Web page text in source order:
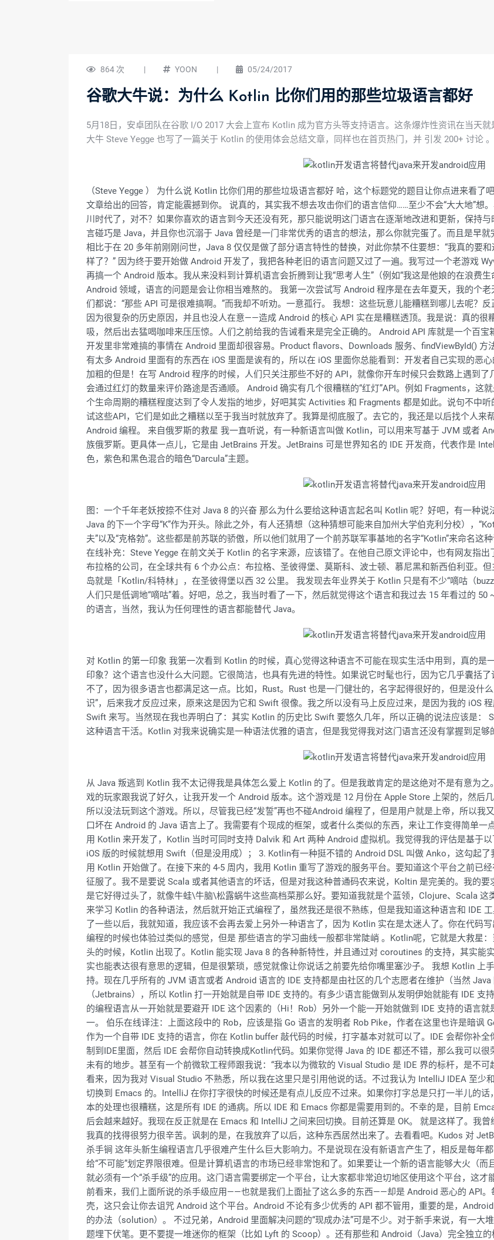
864 次 | YOON | 05/24/2017
谷歌大牛说：为什么 Kotlin 比你们用的那些垃圾语言都好
5月18日，安卓团队在谷歌 I/O 2017 大会上宣布 Kotlin 成为官方头等支持语言。这条爆炸性资讯在当天
大牛 Steve Yegge 也写了一篇关于 Kotlin 的使用体会总结文章，同样也在首页热门，并 引发 200+ 讨论
（Steve Yegge ） 为什么说 Kotlin 比你们用的那些垃圾语言都好 哈，这个标题党的题目让你点进来看
文章给出的回答，肯定能震撼到你。 说真的，其实我不想去攻击你们的语言信仰……至少不会“大大地”想
川时代了，对不？如果你喜欢的语言到今天还没有死，那只能说明这门语言在逐渐地改进和更新，保持
言碰巧是 Java，并且你也沉溺于 Java 曾经是一门非常优秀的语言的想法，那么你就完蛋了。而且是早
相比于在 20 多年前刚刚问世，Java 8 仅仅是做了部分语言特性的替换，对此你禁不住要想：“我真的要
样了？” 因为终于要开始做 Android 开发了，我把各种老旧的语言问题又过了一遍。我写过一个老游戏
再搞一个 Android 版本。我从来没料到计算机语言会折腾到让我“思考人生”（例如“我这是他娘的在浪费
Android 领域，语言的问题是会让你相当难熬的。 我第一次尝试写 Android 程序是在去年夏天，我的个
们都说：“那些 API 可是很难搞啊。”而我却不听劝。一意孤行。 我想：这些玩意儿能糟糕到哪儿去呢？
因为很复杂的历史原因，并且也没人在意——造成 Android 的核心 API 实在是糟糕透顶。我是说：真的很
吸，然后出去猛喝咖啡来压压惊。人们之前给我的告诫看来是完全正确的。 Android API 库就是一个百
开发里非常难搞的事情在 Android 里面却很容易。Product flavors、Downloads 服务、findViewById() 方
有太多 Android 里面有的东西在 iOS 里面是诶有的，所以在 iOS 里面你总能看到：开发者自己实现的恶
加粗的但是！在写 Android 程序的时候，人们只关注那些不好的 API，就像你开车时候只会数路上遇到
会通过红灯的数量来评价路途是否通顺。 Android 确实有几个很糟糕的“红灯”API。例如 Fragments，这
个生命周期的糟糕程度达到了令人发指的地步，好吧其实 Activities 和 Fragments 都是如此。说句不中
试这些API，它们是如此之糟糕以至于我当时就放弃了。我算是彻底服了。去它的，我还是以后找个人来
Android 编程。 来自俄罗斯的救星 我一直听说，有一种新语言叫做 Kotlin，可以用来写基于 JVM 或者
族俄罗斯。更具体一点儿，它是由 JetBrains 开发。JetBrains 可是世界知名的 IDE 开发商，代表作是
色，紫色和黑色混合的暗色“Darcula”主题。
图：一个千年老妖按捺不住对 Java 8 的兴奋 那么为什么要给这种语言起名叫 Kotlin 呢？好吧，有一种说
Java 的下一个字母“K”作为开头。除此之外，有人还猜想（这种猜想可能来自加州大学伯克利分校），
夫”以及“克格勃”。这些都是前苏联的骄傲，所以他们就用了一个前苏联军事基地的名字“Kotlin”来命名这
在线补充：Steve Yegge 在前文关于 Kotlin 的名字来源，应该错了。在他自己原文评论中，也有网友指
布拉格的公司，在全球共有 6 个办公点：布拉格、圣彼得堡、莫斯科、波士顿、慕尼黑和新西伯利亚。
岛就是「Kotlin/科特林」，在圣彼得堡以西 32 公里。 我发现去年业界关于 Kotlin 只是有不少“嘀咕（buzz
人们只是低调地“嘀咕”着。好吧，总之，我当时看了一下，然后就觉得这个语言和我过去 15 年看过的
的语言，当然，我认为任何理性的语言都能替代 Java。
对 Kotlin 的第一印象 我第一次看到 Kotlin 的时候，真心觉得这种语言不可能在现实生活中用到，真的是
印象？这个语言也没什么大问题。它很简洁，也具有先进的特性。如果说它时髦也行，因为它几乎囊括
不了，因为很多语言也都满足这一点。比如，Rust。Rust 也是一门健壮的，名字起得很好的，但是没什
识”，后来我才反应过来，原来这是因为它和 Swift 很像。我之所以没有马上反应过来，是因为我的 iOS
Swift 来写。当然现在我也弄明白了：其实 Kotlin 的历史比 Swift 要悠久几年，所以正确的说法应该是：
这种语言干活。Kotlin 对我来说确实是一种语法优雅的语言，但是我觉得我对这门语言还没有掌握到足够
从 Java 叛逃到 Kotlin 我不太记得我是具体怎么爱上 Kotlin 的了。但是我敢肯定的是这绝对不是有意为
戏的玩家跟我说了好久，让我开发一个 Android 版本。这个游戏是 12 月份在 Apple Store 上架的，然后
所以没法玩到这个游戏。所以，尽管我已经“发誓”再也不碰Android 编程了，但是用户就是上帝，所以
口坏在 Android 的 Java 语言上了。我需要有个现成的框架，或者什么类似的东西，来让工作变得简单
用 Kotlin 来开发了，Kotlin 当时可同时支持 Dalvik 和 Art 两种 Android 虚拟机。我觉得我的评估是基于
iOS 版的时候就想用 Swift（但是没用成）； 3. Kotlin有一种挺不错的 Android DSL 叫做 Anko，这勾起
用 Kotlin 开始做了。在接下来的 4-5 周内，我用 Kotlin 重写了游戏的服务平台。要知道这个平台之前已
征服了。我不是要说 Scala 或者其他语言的坏话，但是对我这种普通码农来说，Koltin 是完美的。我的
是它好得过头了，就像牛蛙\牛脑\松露蜗牛这些高档菜那么好。要知道我就是个蓝领，Clojure、Scala 这
来学习 Kotlin 的各种语法，然后就开始正式编程了，虽然我还是很不熟练，但是我知道这种语言和 IDE
了一些以后，我就知道，我应该不会再去爱上另外一种语言了，因为 Kotlin 实在是太迷人了。你在代码
编程的时候也体验过类似的感觉，但是 那些语言的学习曲线一般都非常陡峭 。Kotlin呢，它就是大救星
头的时候，Kotlin 出现了。Kotlin 能实现 Java 8 的各种新特性，并且通过对 coroutines 的支持，其实能
实也能表达很有意思的逻辑，但是很繁琐，感觉就像让你说话之前要先给你嘴里塞沙子。 我想 Kotlin 上
持。现在几乎所有的 JVM 语言或者 Android 语言的 IDE 支持都是由社区的几个志愿者在维护（当然
（Jetbrains），所以 Kotlin 打一开始就是自带 IDE 支持的。有多少语言能做到从发明伊始就能有 IDE
的编程语言从一开始就是要避开 IDE 这个因素的（Hi！Rob）另外一个能一开始就做到 IDE 支持的语言
一。 伯乐在线译注：上面这段中的 Rob，应该是指 Go 语言的发明者 Rob Pike，作者在这里也许是暗讽
作为一个自带 IDE 支持的语言，你在 Kotlin buffer 敲代码的时候，打字基本对就可以了。IDE 会帮你补
制到IDE里面，然后 IDE 会帮你自动转换成Kotlin代码。如果你觉得 Java 的 IDE 都还不错，那么我可以
未有的地步。甚至有一个前微软工程师跟我说：“我本以为微软的 Visual Studio 是 IDE 界的标杆，是不
看来，因为我对 Visual Studio 不熟悉，所以我在这里只是引用他说的话。不过我认为 IntelliJ IDEA 至少
切换到 Emacs 的。IntelliJ 在你打字很快的时候还是有点儿反应不过来。如果你打字总是只打一半儿的
本的处理也很糟糕，这是所有 IDE 的通病。所以 IDE 和 Emacs 你都是需要用到的。不幸的是，目前
后会越来越好。我现在反正就是在 Emacs 和 IntelliJ 之间来回切换。目前还算是 OK。 就是这样了。我曾
我真的找得很努力很辛苦。讽刺的是，在我放弃了以后，这种东西居然出来了。去看看吧。Kudos 对
杀手锏 这年头新生编程语言几乎很难产生什么巨大影响力。不是说现在没有新语言产生了，相反是每年
给“不可能”划定界限很难。但是计算机语言的市场已经非常饱和了。如果要让一个新的语言能够大火（
就必须有一个“杀手级”的应用。这门语言需要绑定一个平台，让大家都非常迫切地区使用这个平台，这
前看来，我们上面所说的杀手级应用——也就是我们上面扯了这么多的东西——却是 Android 恶心的 API
壳，这只会让你去诅咒 Android 这个平台。Android 不论有多少优秀的 API 都不管用，重要的是，
的办法（solution）。 不过兄弟，Android 里面解决问题的“现成办法”可是不少。对于新手来说，有一大
题埋下伏笔。更不要提一堆迷你的框架（比如 Lyft 的 Scoop）。还有那些和 Android（Java）完全独立